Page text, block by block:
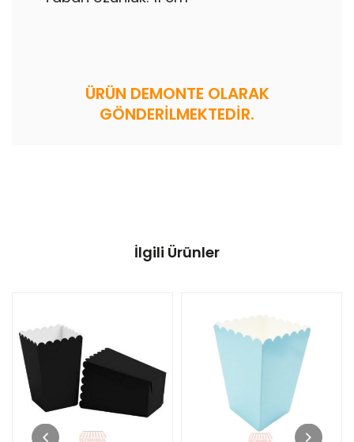
ÜRÜN DEMONTE OLARAK
GÖNDERİLMEKTEDİR.
İlgili Ürünler